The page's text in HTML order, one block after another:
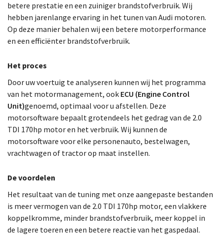
betere prestatie en een zuiniger brandstofverbruik. Wij
hebben jarenlange ervaring in het tunen van Audi motoren.
Op deze manier behalen wij een betere motorperformance
en een efficiënter brandstofverbruik.
Het proces
Door uw voertuig te analyseren kunnen wij het programma
van het motormanagement, ook ECU (Engine Control
Unit)genoemd, optimaal voor u afstellen. Deze
motorsoftware bepaalt grotendeels het gedrag van de 2.0
TDI 170hp motor en het verbruik. Wij kunnen de
motorsoftware voor elke personenauto, bestelwagen,
vrachtwagen of tractor op maat instellen.
De voordelen
Het resultaat van de tuning met onze aangepaste bestanden
is meer vermogen van de 2.0 TDI 170hp motor, een vlakkere
koppelkromme, minder brandstofverbruik, meer koppel in
de lagere toeren en een betere reactie van het gaspedaal.